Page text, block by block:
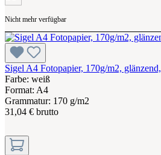
Nicht mehr verfügbar
Sigel A4 Fotopapier, 170g/m2,
Farbe: weiß
Format: A4
Grammatur: 170 g/m2
31,04 € brutto